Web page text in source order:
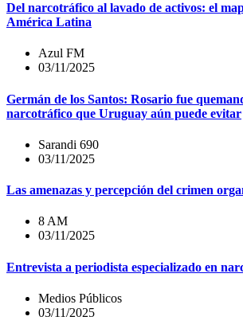
Del narcotráfico al lavado de activos: el
América Latina
Azul FM
03/11/2025
Germán de los Santos: Rosario fue
narcotráfico que Uruguay aún puede evitar
Sarandi 690
03/11/2025
Las amenazas y percepción del crimen
8 AM
03/11/2025
Entrevista a periodista especializado en
Medios Públicos
03/11/2025